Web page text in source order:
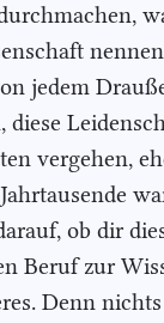
jedem
diese
vergehen,
ob dir
Beruf zur
Denn